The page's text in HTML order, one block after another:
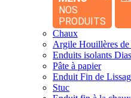
NOS
PRODUITS
Chaux
Argile Houillères
Enduits isolants
Pâte à papier
Enduit Fin de
Stuc